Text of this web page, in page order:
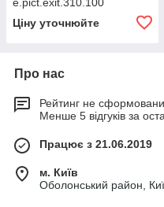
e.pict.exit.310.100
Ціну уточнюйте
Про нас
Рейтинг не
Менше 5 відгуків за
Працює з 21.06.2019
м. Київ
Оболонський район,